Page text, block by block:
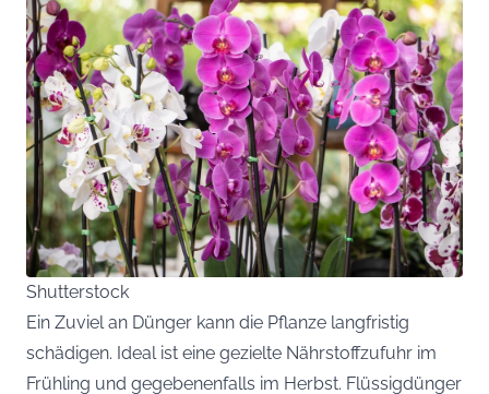
Shutterstock
Ein Zuviel an Dünger kann die Pflanze langfristig
schädigen. Ideal ist eine gezielte Nährstoffzufuhr im
Frühling und gegebenenfalls im Herbst. Flüssigdünger